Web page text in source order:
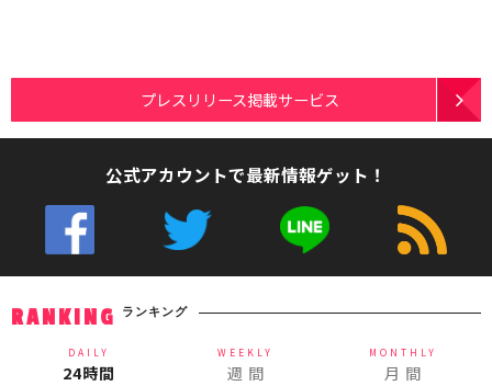
プレスリリース掲載サービス
公式アカウントで最新情報ゲット！
RANKING ランキング
DAILY
24時間
WEEKLY
週 間
MONTHLY
月 間